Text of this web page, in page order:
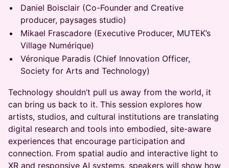
Daniel Boisclair (Co-Founder and Creative
producer, paysages studio)
Mikael Frascadore (Executive Producer, MUTEK’s
Village Numérique)
Véronique Paradis (Chief Innovation Officer,
Society for Arts and Technology)
Technology shouldn’t pull us away from the world, it
can bring us back to it. This session explores how
artists, studios, and cultural institutions are translating
digital research and tools into embodied, site-aware
experiences that encourage participation and
connection. From spatial audio and interactive light to
XR and responsive AI systems, speakers will show how